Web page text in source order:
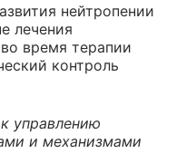
нейтропении
лечения
время терапии
контроль
управлению
и механизмами